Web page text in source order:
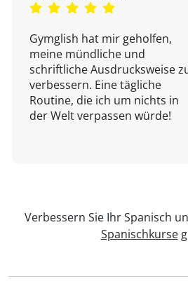
Gymglish hat mir geholfen,
meine mündliche und
schriftliche Ausdrucksweise
verbessern. Eine tägliche
Routine, die ich um nichts in
der Welt verpassen würde!
Verbessern Sie Ihr Spanisch
Spanischkurse